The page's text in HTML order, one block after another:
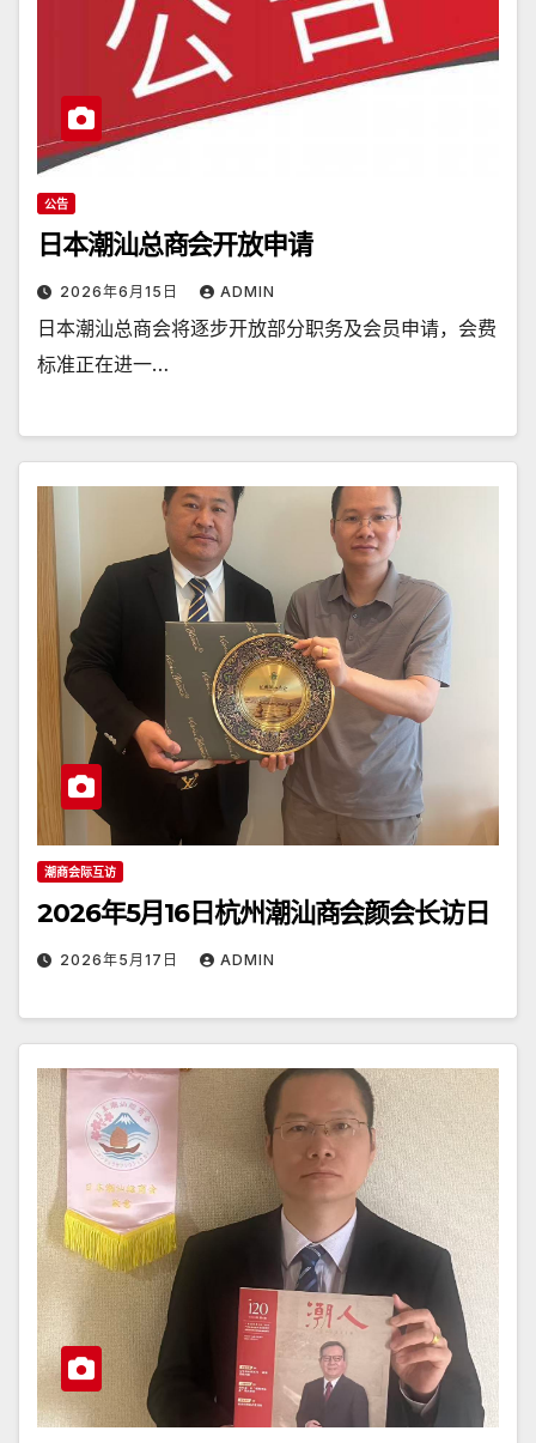
公告
日本潮汕总商会开放申请
2026年6月15日 ADMIN
日本潮汕总商会将逐步开放部分职务及会员申请，会费
标准正在进一…
潮商会际互访
2026年5月16日杭州潮汕商会颜会长访日
2026年5月17日 ADMIN